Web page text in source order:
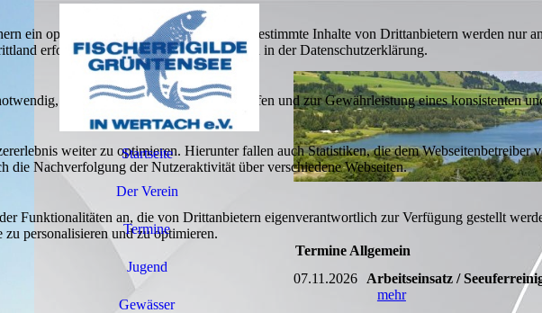
Startseite
Der Verein
Termine
Jugend
Gewässer
Termine Allgemein
07.11.2026
Arbeitseinsatz /
mehr
ein optimales Nutzererlebnis zu bieten. Bestimmte Inhalte von Drittanbietern werden nur
erfolgen. Weitere Informationen hierzu in der Datenschutzerklärung.
z.B. zum Schutz vor Hackerangriffen und zur Gewährleistung eines konsistenten
weiter zu optimieren. Hierunter fallen auch Statistiken, die dem
die Nachverfolgung der Nutzeraktivität über verschiedene Webseiten.
Funktionalitäten an, die von Drittanbietern eigenverantwortlich zur Verfügung gestellt
personalisieren und zu optimieren.